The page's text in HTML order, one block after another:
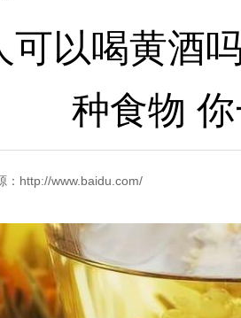
可以喝黄酒
种食物
：http://www.baidu.com/